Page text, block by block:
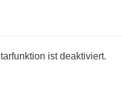
ist deaktiviert.